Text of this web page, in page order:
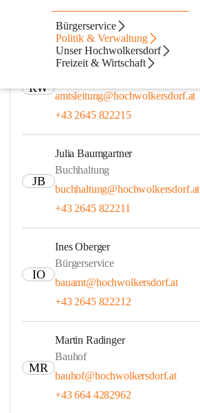
Bürgerservice
Politik & Verwaltung
Unser Hochwolkersdorf
Freizeit & Wirtschaft
Mitarbeiter
RW
Mag. (FH) Robert Wiedner
amtsleitung@hochwolkersdorf.at
+43 2645 822215
JB
Julia Baumgartner
Buchhaltung
buchhaltung@hochwolkersdorf.at
+43 2645 822211
IO
Ines Oberger
Bürgerservice
bauamt@hochwolkersdorf.at
+43 2645 822212
MR
Martin Radinger
Bauhof
bauhof@hochwolkersdorf.at
+43 664 4282962